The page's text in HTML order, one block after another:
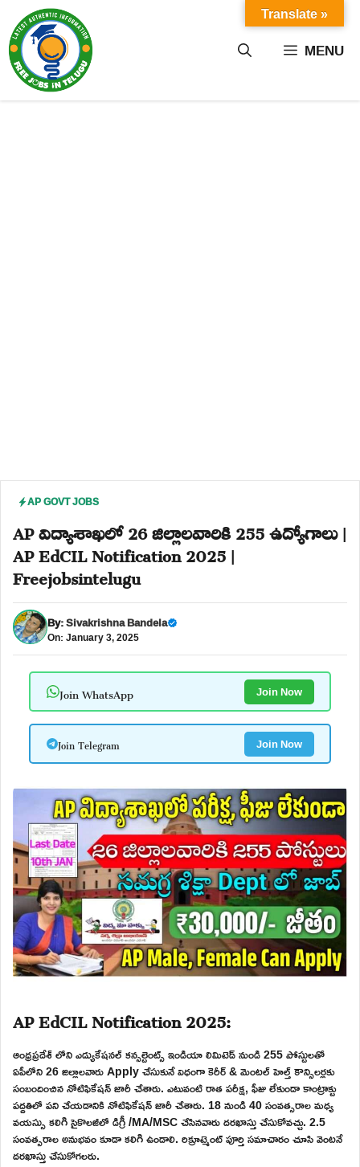
content MENU
AP GOVT JOBS
AP విద్యాశాఖలో 26 జిల్లాలవారికి 255 ఉద్యోగాలు |
AP EdCIL Notification 2025 |
Freejobsintelugu
By:Sivakrishna Bandela
On: January 3, 2025
Join WhatsApp Join Now
Join Telegram Join Now
AP EdCIL Notification 2025:
ఆంధ్రప్రదేశ్ లోని ఎడ్యుకేషనల్ కన్సల్టెంట్స్ ఇండియా లిమిటెడ్ నుండి 255 పోస్టులతో
ఏపీలోని 26 జిల్లాలవారు Apply చేసుకునే విధంగా కెరీర్ & మెంటల్ హెల్త్ కౌన్సిలర్లకు
సంబందించిన నోటిఫికేషన్ జారీ చేశారు. ఎటువంటి రాత పరీక్ష, ఫీజు లేకుండా కాంట్రాక్టు
పద్దతిలో పని చేయడానికి నోటిఫికేషన్ జారీ చేశారు. 18 నుండి 40 సంవత్సరాల మధ్య
వయస్సు కలిగి సైకొలజీలో డిగ్రీ /MA/MSC చేసినవారు దరఖాస్తు చేసుకోవచ్చు. 2.5
సంవత్సరాల అనుభవం కూడా కలిగి ఉండాలి. రిక్రూట్మెంట్ పూర్తి సమాచారం చూసి వెంటనే
దరఖాస్తు చేసుకోగలరు.
Translate »